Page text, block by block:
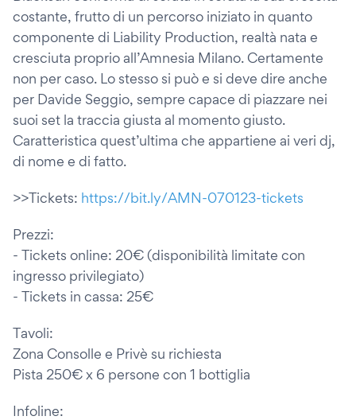
costante, frutto di un percorso iniziato in quanto
componente di Liability Production, realtà nata e
cresciuta proprio all’Amnesia Milano. Certamente
non per caso. Lo stesso si può e si deve dire anche
per Davide Seggio, sempre capace di piazzare nei
suoi set la traccia giusta al momento giusto.
Caratteristica quest’ultima che appartiene ai veri dj,
di nome e di fatto.
>>Tickets: https://bit.ly/AMN-070123-tickets
Prezzi:
- Tickets online: 20€ (disponibilità limitate con
ingresso privilegiato)
- Tickets in cassa: 25€
Tavoli:
Zona Consolle e Privè su richiesta
Pista 250€ x 6 persone con 1 bottiglia
Infoline: